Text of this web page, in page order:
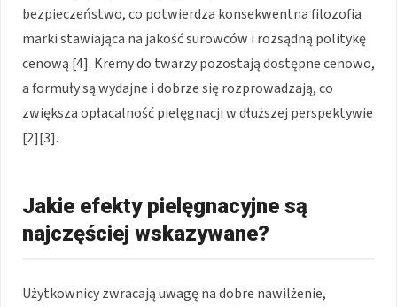
bezpieczeństwo, co potwierdza konsekwentna filozofia
marki stawiająca na jakość surowców i rozsądną politykę
cenową [4]. Kremy do twarzy pozostają dostępne cenowo,
a formuły są wydajne i dobrze się rozprowadzają, co
zwiększa opłacalność pielęgnacji w dłuższej perspektywie
[2][3].
Jakie efekty pielęgnacyjne są
najczęściej wskazywane?
Użytkownicy zwracają uwagę na dobre nawilżenie,